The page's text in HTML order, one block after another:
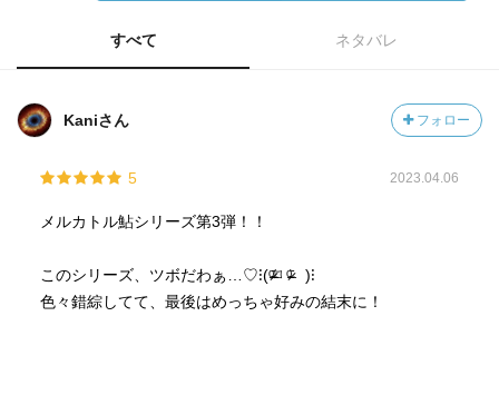
すべて ネタバレ
Kaniさん フォロー
5 2023.04.06
メルカトル鮎シリーズ第3弾！！
このシリーズ、ツボだわぁ…♡⁝(ᵒ̴̶̷᷄⌑ ᵒ̴̶̷᷅ )⁝
色々錯綜してて、最後はめっちゃ好みの結末に！